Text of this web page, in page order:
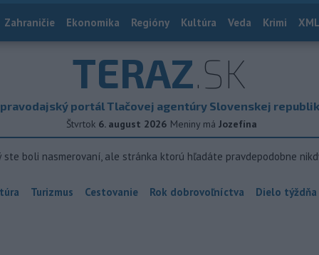
Zahraničie Ekonomika Regióny Kultúra Veda Krimi
TERAZ.SK
portál Tlačovej agentúry Slovenskej
Štvrtok 6. august 2026 Meniny má Jozefína
ste boli nasmerovaní, ale stránka ktorú hľadáte pravdepodobne
Turizmus Cestovanie Rok dobrovoľníctva Dielo týždňa